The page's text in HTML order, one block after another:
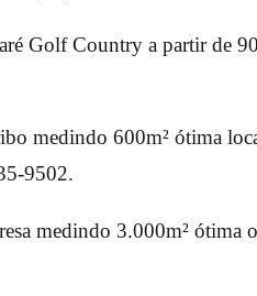
Golf Country a partir de
medindo 600m² ótima
9502.
medindo 3.000m²